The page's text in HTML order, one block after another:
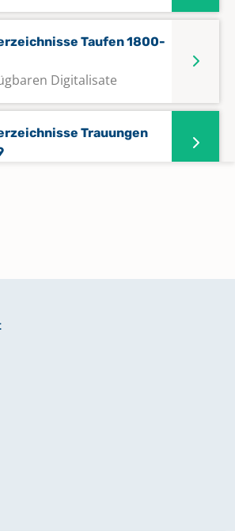
Taufen 1800-
Digitalisate
Trauungen
1935
Digitalisate
Digitalisate
1875